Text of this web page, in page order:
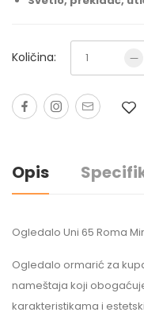
Količina:
Opis
Ogledalo Uni 65 Roma
Ogledalo ormarić za
nameštaja koji
karakteristikama i